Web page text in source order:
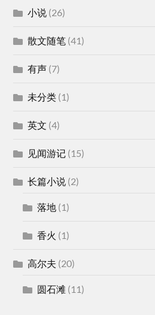
小说 (26)
散文随笔 (41)
有声 (7)
未分类 (1)
英文 (4)
见闻游记 (15)
长篇小说 (2)
落地 (1)
香火 (1)
高尔夫 (20)
圆石滩 (11)